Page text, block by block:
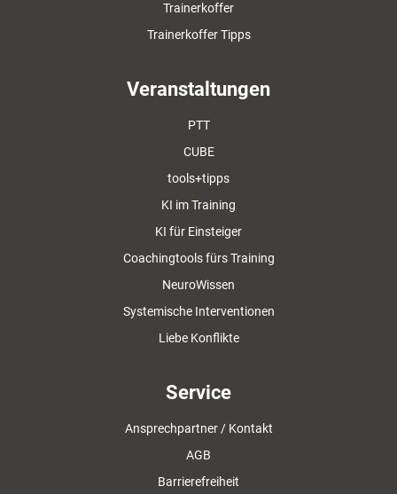
Trainerkoffer
Trainerkoffer Tipps
Veranstaltungen
PTT
CUBE
tools+tipps
KI im Training
KI für Einsteiger
Coachingtools fürs Training
NeuroWissen
Systemische Interventionen
Liebe Konflikte
Service
Ansprechpartner / Kontakt
AGB
Barrierefreiheit